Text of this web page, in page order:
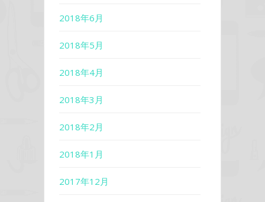
2018年6月
2018年5月
2018年4月
2018年3月
2018年2月
2018年1月
2017年12月